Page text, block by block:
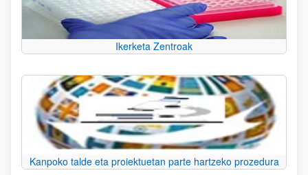
Ikerketa Zentroak
Kanpoko talde eta proiektuetan parte hartzeko prozedura